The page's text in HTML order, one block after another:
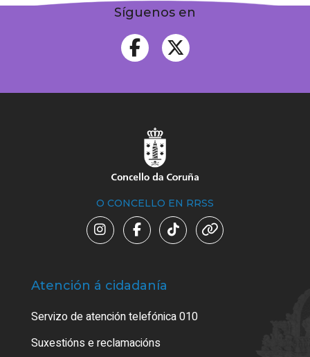
Síguenos en
O CONCELLO EN RRSS
Atención á cidadanía
Servizo de atención telefónica 010
Suxestións e reclamacións